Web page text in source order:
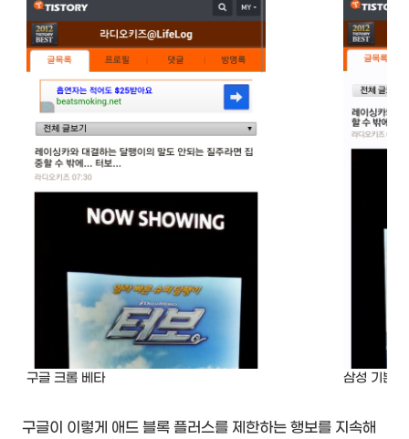
구글 크롬 베타 삼성 기본
구글이 이렇게 애드 블록 플러스를 제한하는 행보를 지속해